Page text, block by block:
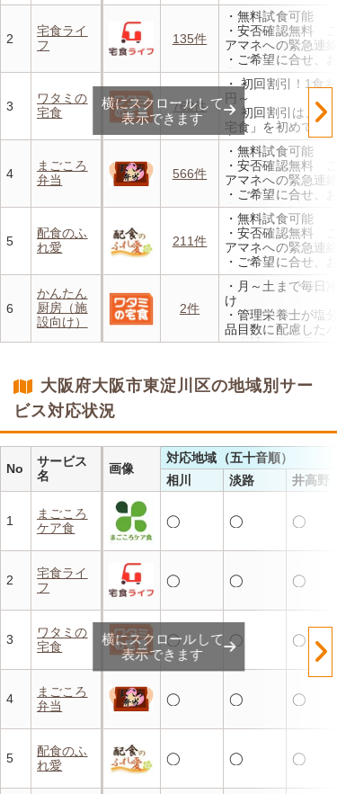
・メニューの組み
理栄養士にお任せ
・定期は通常価格
んと20％OFF！
2
宅食ライ
フ
135件
・無料試食可能
・安否確認無料 ご
アマネへの緊急連絡
・ご希望に合せ、
食、アレルギーに無
・1回だけ、1食だ
もOK
3
ワタミの
宅食
762件
・ 初回割引！1食あ
円～
・ 初回割引は、「
宅食」を初めて利用
方、または6か月以
お休みされている
なります。※「好
ず」「好い日の御
外
・香り、風味、食
るよう冷蔵でお届け
・日替わりの献立
らご利用可能
4
まごころ
弁当
566件
・無料試食可能
・安否確認無料 ご
アマネへの緊急連絡
・ご希望に合せ、
食、アレルギーに無
・1回だけ、1食だ
もOK
5
配食のふ
れ愛
211件
・無料試食可能
・安否確認無料 ご
アマネへの緊急連絡
・ご希望に合せ、
食、アレルギーに無
・1回だけ、1食だ
もOK
6
かんたん
厨房（施
設向け）
2件
・月～土まで毎日
け
・管理栄養士が塩
品目数に配慮した
・自社工場で厳格
減を実現！温める
横にスクロールして
表示できます
大阪府大阪市東淀川区の地域別サー
ビス対応状況
No
サービス
名
画像
対応地域（五十音順）
相川
淡路 井高野
1
まごころ
ケア食
◯ ◯ ◯
2
宅食ライ
フ
◯ ◯ ◯
3
ワタミの
宅食
◯ ◯ ◯
4
まごころ
弁当
◯ ◯ ◯
5
配食のふ
れ愛
◯ ◯ ◯
横にスクロールして
表示できます